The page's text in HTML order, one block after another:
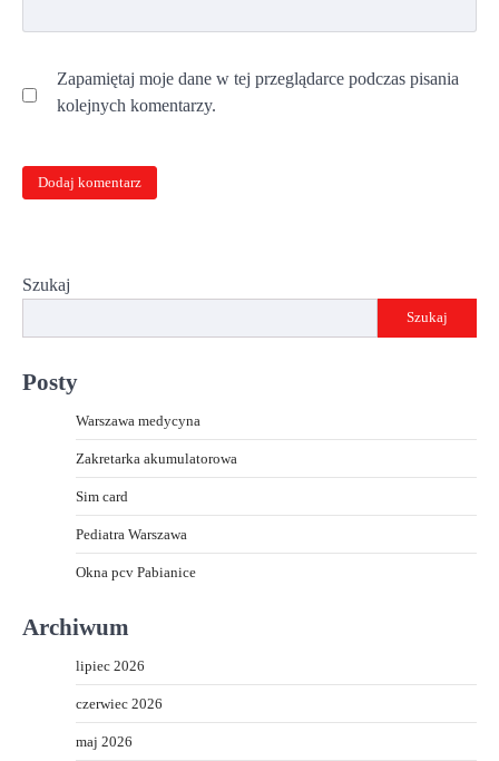
Zapamiętaj moje dane w tej przeglądarce podczas pisania
kolejnych komentarzy.
Szukaj
Szukaj
Posty
Warszawa medycyna
Zakretarka akumulatorowa
Sim card
Pediatra Warszawa
Okna pcv Pabianice
Archiwum
lipiec 2026
czerwiec 2026
maj 2026